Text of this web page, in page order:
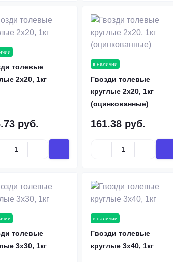
толевые
2х20, 1кг
руб.
в наличии
Гвозди толевые
круглые 2х20, 1кг
(оцинкованные)
161.38 руб.
толевые
3х30, 1кг
в наличии
Гвозди толевые
круглые 3х40, 1кг